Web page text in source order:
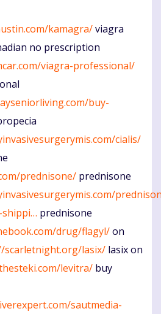
kamagra/viagra
no prescription
viagra-professional/
buy-
cialis/
prednisone/ prednisone
prednisone
drug/flagyl/on
scarletnight.org/lasix/ lasix on
levitra/ buy
sautmedia-